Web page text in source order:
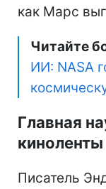
как Марс
Читайте
ИИ: NASA
Главная
киноленты
Писатель